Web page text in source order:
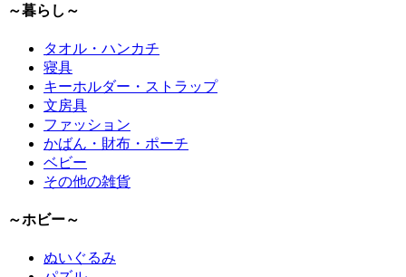
～暮らし～
タオル・ハンカチ
寝具
キーホルダー・ストラップ
文房具
ファッション
かばん・財布・ポーチ
ベビー
その他の雑貨
～ホビー～
ぬいぐるみ